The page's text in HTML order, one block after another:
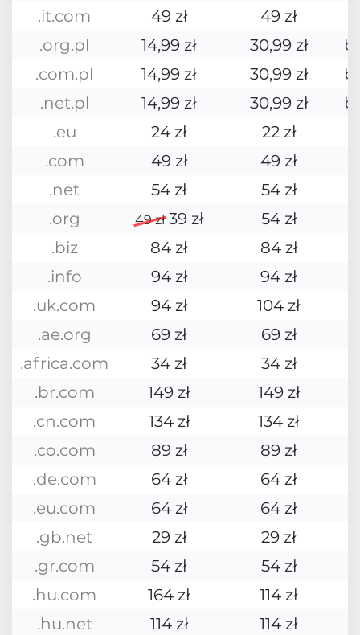
.it.com
49 zł
49 zł
.org.pl
14,99 zł 30,99 zł
.com.pl
14,99 zł 30,99 zł
.net.pl
14,99 zł 30,99 zł
.eu
24 zł
22 zł
.com
49 zł
49 zł
.net
54 zł
54 zł
.org
49 zł 39 zł
54 zł
.biz
84 zł
84 zł
.info
94 zł
94 zł
.uk.com
94 zł
104 zł
.ae.org
69 zł
69 zł
.africa.com
34 zł
34 zł
.br.com
149 zł
149 zł
.cn.com
134 zł
134 zł
.co.com
89 zł
89 zł
.de.com
64 zł
64 zł
.eu.com
64 zł
64 zł
.gb.net
29 zł
29 zł
.gr.com
54 zł
54 zł
.hu.com
164 zł
114 zł
.hu.net
114 zł
114 zł